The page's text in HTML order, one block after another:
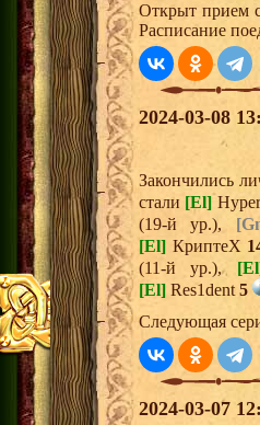
Открыт прием
Расписание
2024-03-08
Закончились
стали [El]
(19-й ур.),
[El] КриптеХ
(11-й ур.),
[El] Res1dent 5
Следующая
2024-03-07